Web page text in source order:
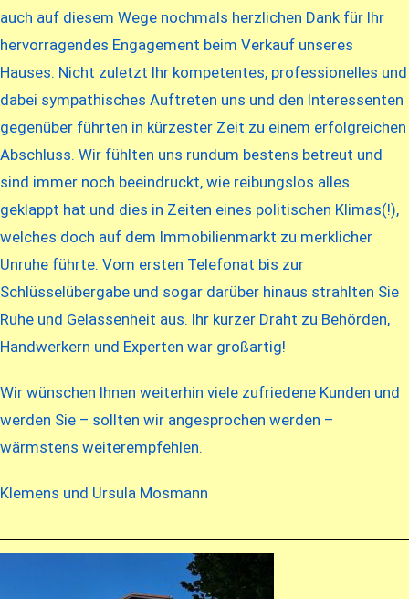
auch auf diesem Wege nochmals herzlichen Dank für Ihr
hervorragendes Engagement beim Verkauf unseres
Hauses. Nicht zuletzt Ihr kompetentes, professionelles und
dabei sympathisches Auftreten uns und den Interessenten
gegenüber führten in kürzester Zeit zu einem erfolgreichen
Abschluss. Wir fühlten uns rundum bestens betreut und
sind immer noch beeindruckt, wie reibungslos alles
geklappt hat und dies in Zeiten eines politischen Klimas(!),
welches doch auf dem Immobilienmarkt zu merklicher
Unruhe führte. Vom ersten Telefonat bis zur
Schlüsselübergabe und sogar darüber hinaus strahlten Sie
Ruhe und Gelassenheit aus. Ihr kurzer Draht zu Behörden,
Handwerkern und Experten war großartig!
Wir wünschen Ihnen weiterhin viele zufriedene Kunden und
werden Sie – sollten wir angesprochen werden –
wärmstens weiterempfehlen.
Klemens und Ursula Mosmann